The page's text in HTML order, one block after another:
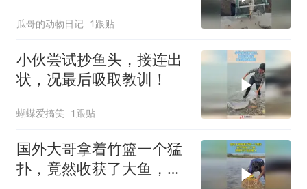
瓜哥的动物日记 1跟贴
小伙尝试抄鱼头，接连出
状，况最后吸取教训！
蝴蝶爱搞笑 1跟贴
国外大哥拿着竹篮一个猛
扑，竟然收获了大鱼，抓